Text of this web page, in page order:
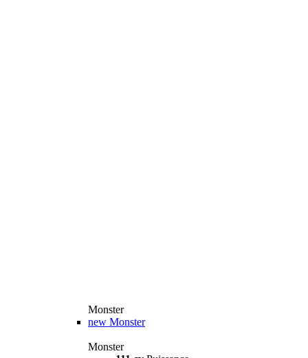
Monster
new Monster
Monster